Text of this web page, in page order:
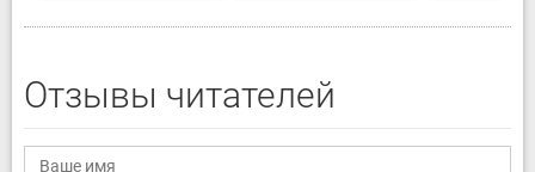
Отзывы читателей